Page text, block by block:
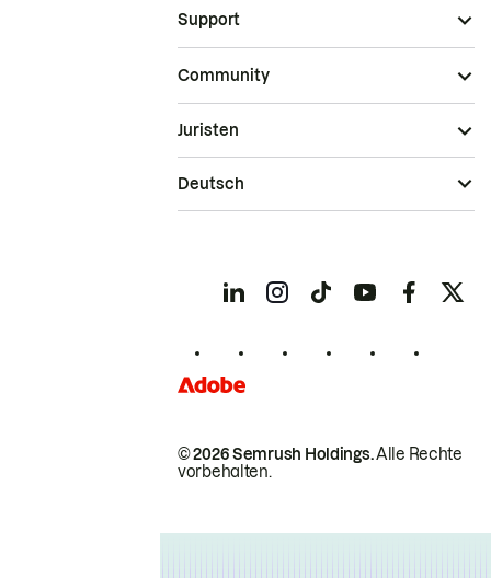
Support
Community
© 2026 Semrush Holdings.Alle Rechte
vorbehalten.
Juristen
Deutsch